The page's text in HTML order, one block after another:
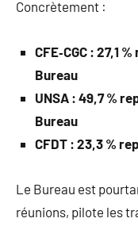
Concrètement :
CFE‑CGC : 27,1 %
Bureau
UNSA : 49,7 %
Bureau
CFDT : 23,3 %
Le Bureau est
réunions, pilote les